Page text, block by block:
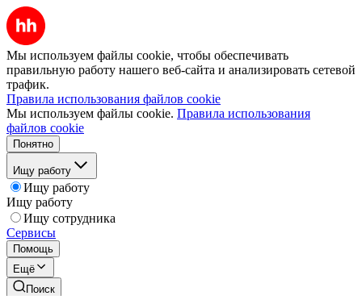
Мы используем файлы cookie, чтобы обеспечивать
правильную работу нашего веб-сайта и анализировать сетевой
трафик.
Правила использования файлов cookie
Мы используем файлы cookie. Правила использования
файлов cookie
Понятно
Ищу работу
Ищу работу
Ищу работу
Ищу сотрудника
Сервисы
Помощь
Ещё
Поиск